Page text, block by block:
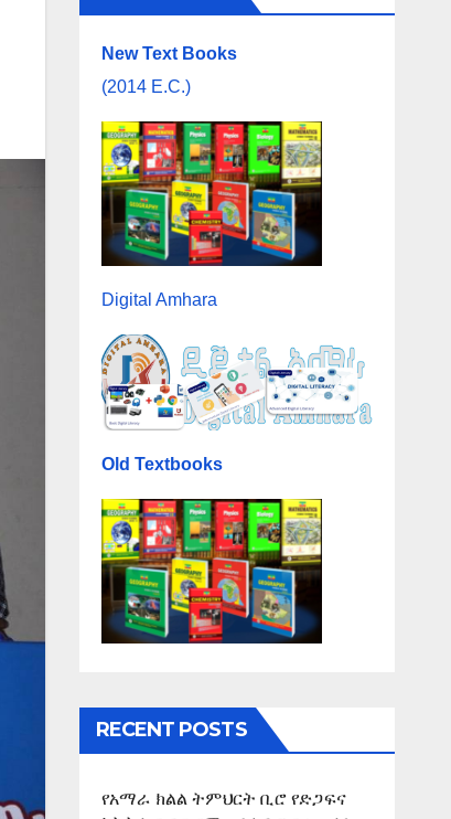
New Text Books
(2014 E.C.)
Digital Amhara
Old Textbooks
RECENT POSTS
የአማራ ክልል ትምህርት ቢሮ የድጋፍና